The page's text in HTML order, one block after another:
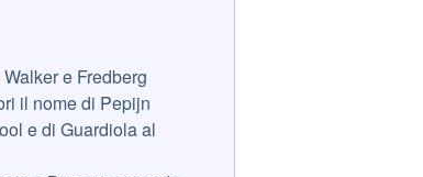
e Fredberg
il nome di Pepijn
e di Guardiola al